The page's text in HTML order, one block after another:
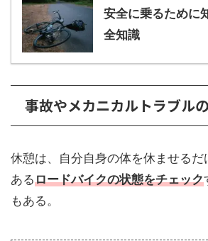
安全に乗るために
全知識
事故やメカニカルトラブル
休憩は、自分自身の体を休ませる
あるロードバイクの状態をチェック
もある。